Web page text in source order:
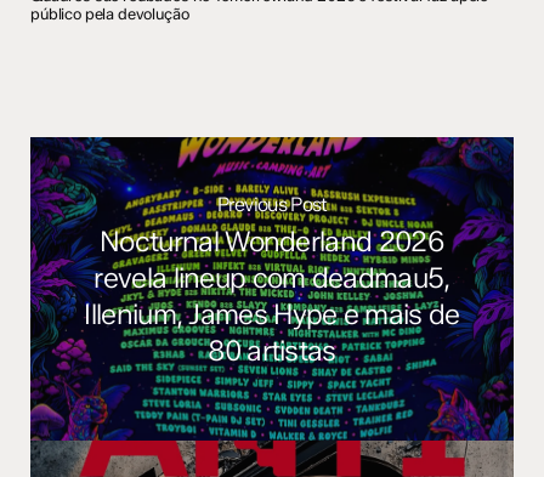
público pela devolução
Previous Post
Nocturnal Wonderland 2026
revela lineup com deadmau5,
Illenium, James Hype e mais de
80 artistas